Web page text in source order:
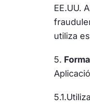
EE.UU.
utiliza
5.